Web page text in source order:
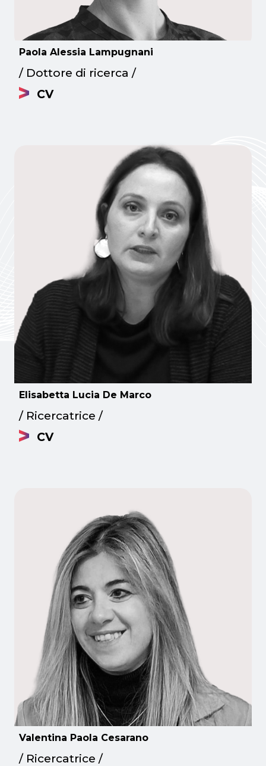
Paola Alessia Lampugnani
/ Dottore di ricerca /
CV
Elisabetta Lucia De Marco
/ Ricercatrice /
CV
Valentina Paola Cesarano
/ Ricercatrice /